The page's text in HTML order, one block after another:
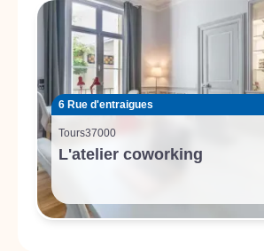
6 Rue d'entraigues
Tours37000
L'atelier coworking